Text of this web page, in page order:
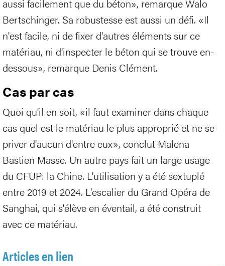
aussi facilement que du béton», remarque Walo
Bertschinger. Sa robustesse est aussi un défi. «Il
n'est facile, ni de fixer d'autres éléments sur ce
matériau, ni d'inspecter le béton qui se trouve en-
dessous», remarque Denis Clément.
Cas par cas
Quoi qu'il en soit, «il faut examiner dans chaque
cas quel est le matériau le plus approprié et ne se
priver d'aucun d'entre eux», conclut Malena
Bastien Masse. Un autre pays fait un large usage
du CFUP: la Chine. L'utilisation y a été sextuplé
entre 2019 et 2024. L'escalier du Grand Opéra de
Sanghai, qui s'élève en éventail, a été construit
avec ce matériau.
Articles en lien